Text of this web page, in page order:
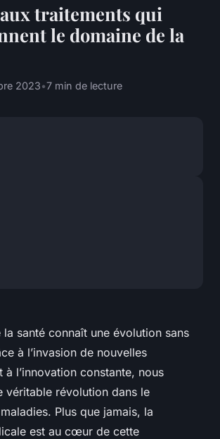
traitements qui
le domaine de la
2023•7 min de lecture
la santé connaît une évolution sans
à l’invasion de nouvelles
à l’innovation constante, nous
véritable révolution dans le
Plus que jamais, la
est au cœur de cette